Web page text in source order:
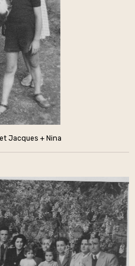
Jacques + Nina